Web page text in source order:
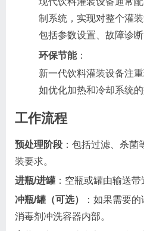
制系统，实现对整个灌
包括参数设置、故障诊断
环保节能：
新一代饮料灌装设备注
如优化加热和冷却系统的
工作流程
预处理阶段 ：包括过滤、杀
装要求。
进瓶/进罐：空瓶或罐由输送带
冲瓶/罐（可选）
：如果需要
消毒剂冲洗容器内部。